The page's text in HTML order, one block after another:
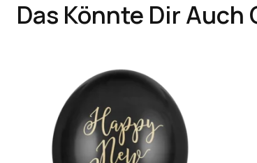
Das Könnte Dir Auch